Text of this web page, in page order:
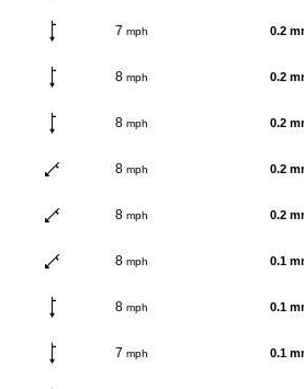
7 mph 0.2
8 mph 0.2
8 mph 0.2
8 mph 0.2
8 mph 0.2
8 mph 0.1
8 mph 0.1
7 mph 0.1